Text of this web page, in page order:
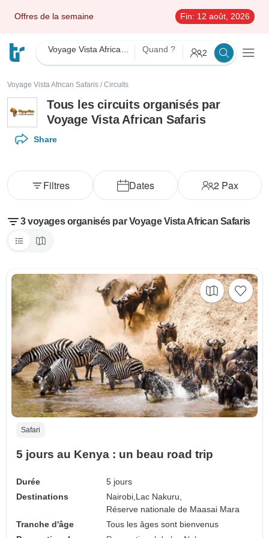
Offres de la semaine Fin: 12 août, 2026
Quand ? 2
Voyage Vista African Safaris / Circuits
Tous les circuits organisés par
Voyage Vista African Safaris
Share
Dates 2Pax
Filtres
3 voyages organisés par Voyage Vista African Safaris
Safari
5 jours au Kenya : un beau road trip
Durée
5 jours
Destinations
Nairobi, Lac Nakuru,
Réserve nationale de Maasai Mara
Tranche d'âge
Tous les âges sont bienvenus